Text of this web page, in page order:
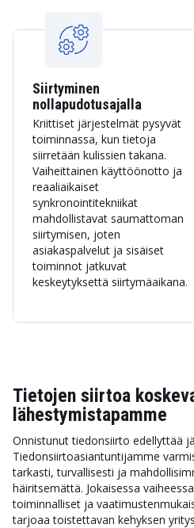
Siirtyminen
nollapudotusajalla
Kriittiset järjestelmät pysyvät
toiminnassa, kun tietoja
siirretään kulissien takana.
Vaiheittainen käyttöönotto ja
reaaliaikaiset
synkronointitekniikat
mahdollistavat saumattoman
siirtymisen, joten
asiakaspalvelut ja sisäiset
toiminnot jatkuvat
keskeytyksettä siirtymäaikana.
Tietojen siirtoa
lähestymistapamme
Onnistunut tiedonsiirto edellyttää
Tiedonsiirtoasiantuntijamme
tarkasti, turvallisesti ja
häiritsemättä. Jokaisessa
toiminnalliset ja
tarjoaa toistettavan kehyksen